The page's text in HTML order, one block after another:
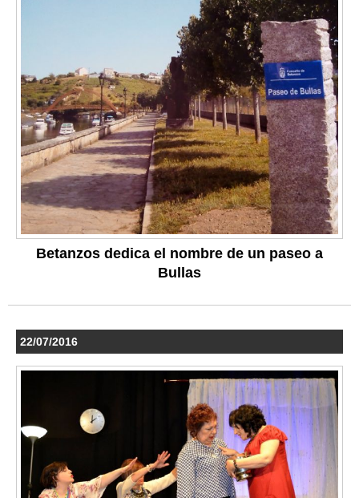
Betanzos dedica el nombre de un paseo a
Bullas
22/07/2016